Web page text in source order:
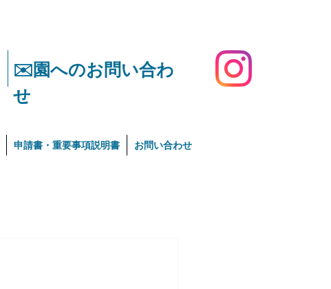
​✉️園へのお問い合わ
せ
申請書・重要事項説明書 お問い合わせ